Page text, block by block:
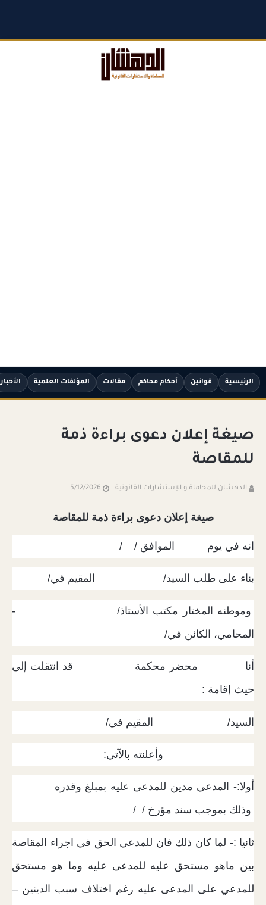
الرئيسية قوانين أحكام محاكم مقالات المؤلفات العلمية الأخبار
صيغة إعلان دعوى براءة ذمة
للمقاصة
الدهشان للمحاماة و الإستشارات القانونية 5/12/2026
صيغة إعلان دعوى براءة ذمة للمقاصة
انه في يوم الموافق / /
بناء على طلب السيد/ المقيم في/
وموطنه المختار مكتب الأستاذ/ -
المحامي، الكائن في/
أنا محضر محكمة قد انتقلت إلى
حيث إقامة :
السيد/ المقيم في/
وأعلنته بالآتي:
أولا:- المدعي مدين للمدعى عليه بمبلغ وقدره
وذلك بموجب سند مؤرخ / /
ثانيا :- لما كان ذلك فان للمدعي الحق في اجراء المقاصة
بين ماهو مستحق عليه للمدعى عليه وما هو مستحق
للمدعي على المدعى عليه رغم اختلاف سبب الدينين –